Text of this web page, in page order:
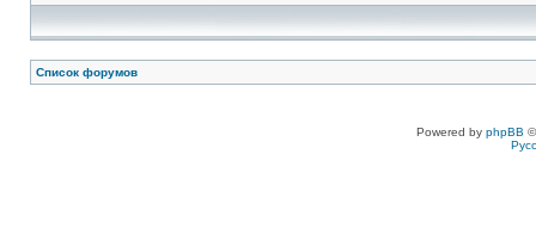
Список форумов
Powered by phpBB